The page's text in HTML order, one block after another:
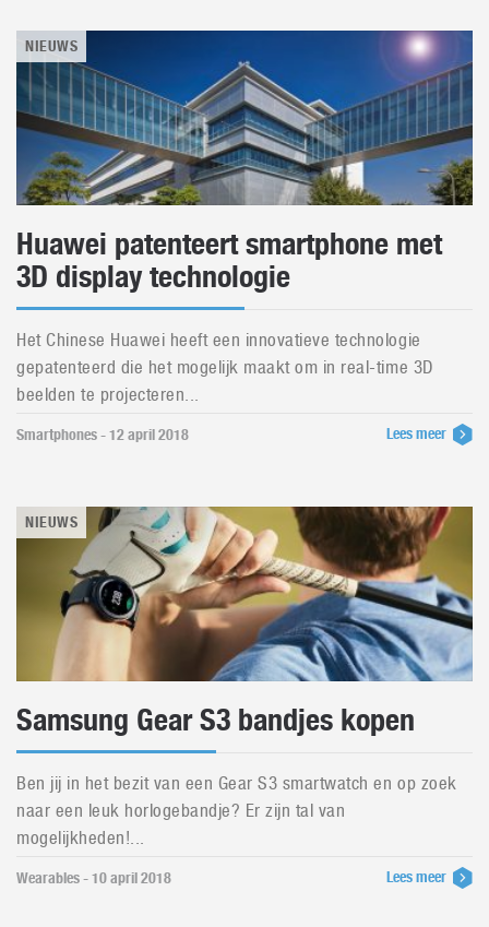
NIEUWS
Huawei patenteert smartphone met
3D display technologie
Het Chinese Huawei heeft een innovatieve technologie
gepatenteerd die het mogelijk maakt om in real-time 3D
beelden te projecteren...
Smartphones - 12 april 2018 Lees meer
NIEUWS
Samsung Gear S3 bandjes kopen
Ben jij in het bezit van een Gear S3 smartwatch en op zoek
naar een leuk horlogebandje? Er zijn tal van
mogelijkheden!...
Wearables - 10 april 2018 Lees meer